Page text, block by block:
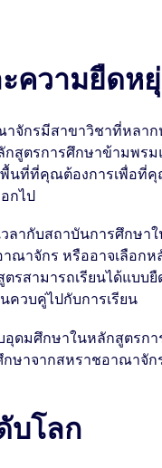
ความยืดห
จักรมีสาขาวิชาที่หลา
สูตรการศึกษาข้ามพร
นที่ที่คุณต้องการเพื่อที่คุ
กไป
วลากับสถาบันการศึกษ
ณาจักร หรืออาจเลือกห
รสามารถเรียนได้แบบ
ควบคู่ไปกับการเรียน
อุดมศึกษาในหลักสูตรก
ษาจากสหราชอาณาจัก
บโลก